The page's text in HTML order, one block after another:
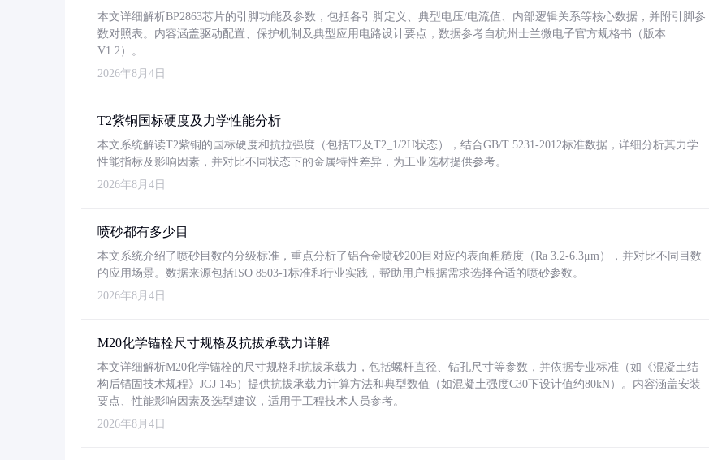
本文详细解析BP2863芯片的引脚功能及参数，包括各引脚定义、典型电压/电流值、内部逻辑关系等核心数据，并附引脚参
数对照表。内容涵盖驱动配置、保护机制及典型应用电路设计要点，数据参考自杭州士兰微电子官方规格书（版本
V1.2）。
2026年8月4日
T2紫铜国标硬度及力学性能分析
本文系统解读T2紫铜的国标硬度和抗拉强度（包括T2及T2_1/2H状态），结合GB/T 5231-2012标准数据，详细分析其力学
性能指标及影响因素，并对比不同状态下的金属特性差异，为工业选材提供参考。
2026年8月4日
喷砂都有多少目
本文系统介绍了喷砂目数的分级标准，重点分析了铝合金喷砂200目对应的表面粗糙度（Ra 3.2-6.3μm），并对比不同目数
的应用场景。数据来源包括ISO 8503-1标准和行业实践，帮助用户根据需求选择合适的喷砂参数。
2026年8月4日
M20化学锚栓尺寸规格及抗拔承载力详解
本文详细解析M20化学锚栓的尺寸规格和抗拔承载力，包括螺杆直径、钻孔尺寸等参数，并依据专业标准（如《混凝土结
构后锚固技术规程》JGJ 145）提供抗拔承载力计算方法和典型数值（如混凝土强度C30下设计值约80kN）。内容涵盖安装
要点、性能影响因素及选型建议，适用于工程技术人员参考。
2026年8月4日